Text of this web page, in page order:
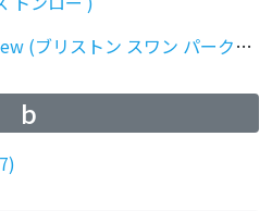
リストン スワン パークビュー)
b